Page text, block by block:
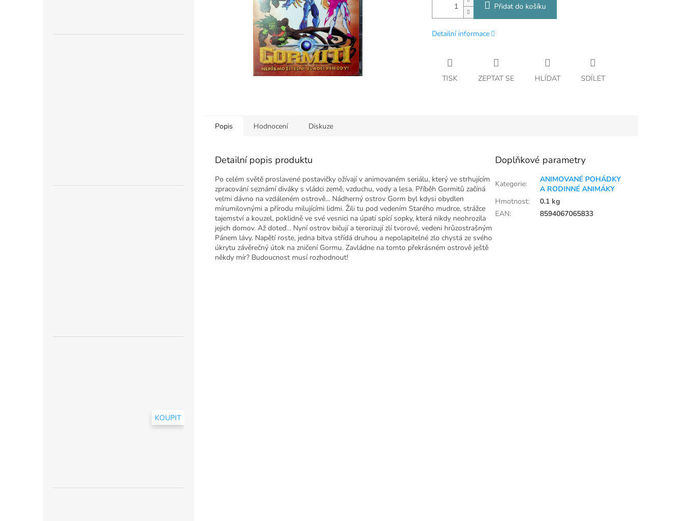
KOUPIT
Přidat do košíku
Detailní informace
TISK ZEPTAT SE HLÍDAT SDÍLET
Popis Hodnocení Diskuze
Detailní popis produktu
Po celém světě proslavené postavičky ožívají v animovaném seriálu, který ve strhujícím
zpracování seznámí diváky s vládci země, vzduchu, vody a lesa. Příběh Gormitů začíná
velmi dávno na vzdáleném ostrově... Nádherný ostrov Gorm byl kdysi obydlen
mírumilovnými a přírodu milujícími lidmi. Žili tu pod vedením Starého mudrce, strážce
tajemství a kouzel, poklidně ve své vesnici na úpatí spící sopky, která nikdy neohrozila
jejich domov. Až doteď... Nyní ostrov bičují a terorizují zlí tvorové, vedeni hrůzostrašným
Pánem lávy. Napětí roste, jedna bitva střídá druhou a nepolapitelné zlo chystá ze svého
úkrytu závěrečný útok na zničení Gormu. Zavládne na tomto překrásném ostrově ještě
někdy mír? Budoucnost musí rozhodnout!
Doplňkové parametry
Kategorie:
ANIMOVANÉ POHÁDKY
A RODINNÉ ANIMÁKY
Hmotnost:
0.1 kg
EAN: 8594067065833